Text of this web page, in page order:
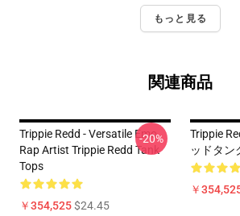
もっと見る
関連商品
Trippie Redd - Versatile Emo
Rap Artist Trippie Redd Tank
Tops
￥354,525$24.45
-20%
Trippie
ッドタン
￥